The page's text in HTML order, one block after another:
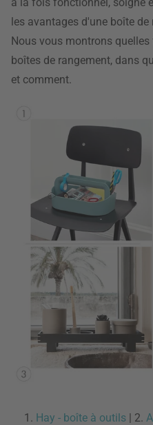
les avantages d'une boîte
Nous vous montrons
boîtes de rangement, dans
et comment.
1. Hay - boîte à outils | 2.